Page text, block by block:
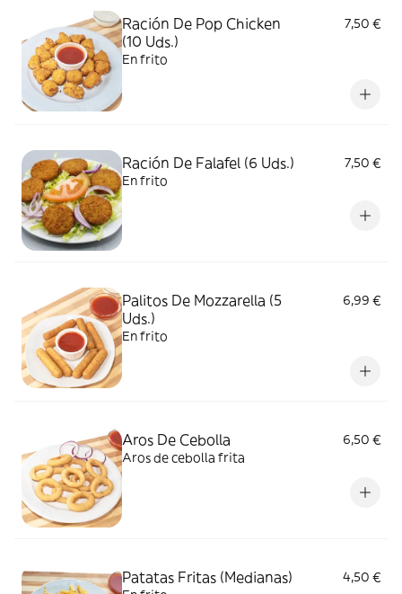
Ración De Pop Chicken
(10 Uds.)
7,50 €
En frito
Ración De Falafel (6 Uds.)
7,50 €
En frito
Palitos De Mozzarella (5
Uds.)
6,99 €
En frito
Aros De Cebolla
6,50 €
Aros de cebolla frita
Patatas Fritas (Medianas)
4,50 €